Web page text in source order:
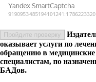
Пройдите проверку
оказывает услуги по
обращению в
специалистам, по
БАДов.